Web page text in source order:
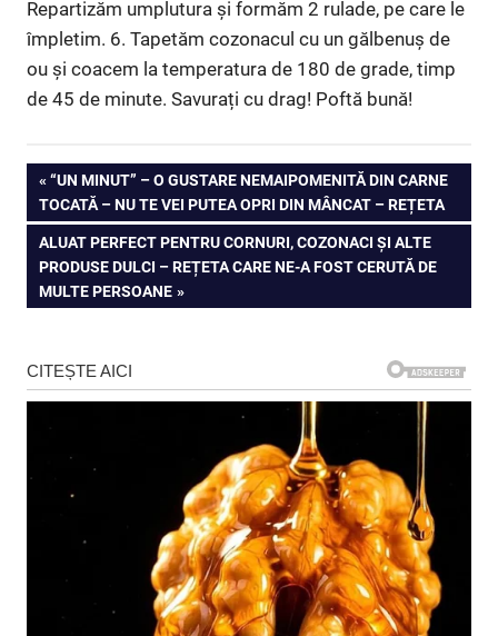
Repartizăm umplutura și formăm 2 rulade, pe care le
împletim. 6. Tapetăm cozonacul cu un gălbenuș de
ou și coacem la temperatura de 180 de grade, timp
de 45 de minute. Savurați cu drag! Poftă bună!
Navigare
în
articole
PREVIOUS
POST:
“UN MINUT” – O GUSTARE NEMAIPOMENITĂ DIN CARNE
TOCATĂ – NU TE VEI PUTEA OPRI DIN MÂNCAT – REȚETA
NEXT
POST:
ALUAT PERFECT PENTRU CORNURI, COZONACI ȘI ALTE
PRODUSE DULCI – REȚETA CARE NE-A FOST CERUTĂ DE
MULTE PERSOANE